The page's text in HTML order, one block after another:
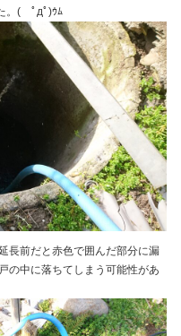
。( ﾟдﾟ)ｳﾑ
長前だと赤色で囲んだ部分に漏
の中に落ちてしまう可能性があ